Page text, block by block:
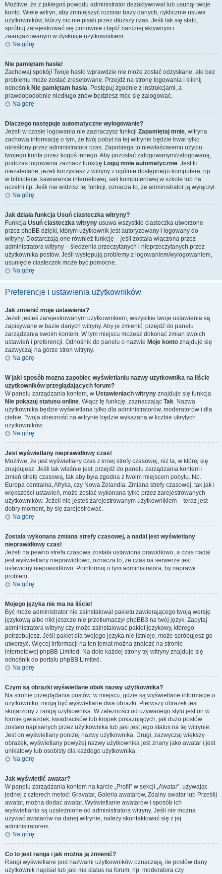
Możliwe, że z jakiegoś powodu administrator dezaktywował lub usunął twoje
konto. Wiele witryn, aby zmniejszyć rozmiar bazy danych, cyklicznie usuwa
użytkowników, którzy nic nie pisali przez dłuższy czas. Jeśli tak się stało,
spróbuj zarejestrować się ponownie i bądź bardziej aktywnym i
zaangażowanym w dyskusje użytkownikiem.
Na górę
Nie pamiętam hasła!
Zachowaj spokój! Twoje hasło wprawdzie nie może zostać odzyskane, ale bez
problemu może zostać zresetowane. Przejdź na stronę logowania i kliknij
odnośnik Nie pamiętam hasła. Postępuj zgodnie z instrukcjami, a
prawdopodobnie niedługo znów będziesz móc się zalogować.
Na górę
Dlaczego następuje automatyczne wylogowanie?
Jeżeli w czasie logowania nie zaznaczysz funkcji Zapamiętaj mnie, witryna
zachowa informację o tym, że twój pobyt na tej witrynie będzie trwał tylko
określony przez administratora czas. Zapobiega to niewłaściwemu użyciu
twojego konta przez kogoś innego. Aby pozostać zalogowanym/zalogowaną,
podczas logowania zaznacz funkcję Loguj mnie automatycznie. Jest to
niezalecane, jeżeli korzystasz z witryny z ogólnie dostępnego komputera, np.
w bibliotece, kawiarence internetowej, sali komputerowej w szkole lub na
uczelni itp. Jeśli nie widzisz tej funkcji, oznacza to, że administrator ją wyłączył.
Na górę
Jak działa funkcja Usuń ciasteczka witryny?
Funkcja Usuń ciasteczka witryny usuwa wszystkie ciasteczka utworzone
przez phpBB dzięki, którym użytkownik jest autoryzowany i logowany do
witryny. Dostarczają one również funkcję – jeśli została włączona przez
administratora witryny – śledzenia przeczytanych i nieprzeczytanych przez
użytkownika postów. Jeśli występują problemy z logowaniem/wylogowaniem,
usunięcie ciasteczek może być pomocne.
Na górę
Preferencje i ustawienia użytkowników
Jak zmienić moje ustawienia?
Jeżeli jesteś zarejestrowanym użytkownikiem, wszystkie twoje ustawienia są
zapisywane w bazie danych witryny. Aby je zmienić, przejdź do panelu
zarządzania swoim kontem. W tym miejscu możesz dokonać zmian swoich
ustawień i preferencji. Odnośnik do panelu o nazwie Moje konto znajduje się
zazwyczaj na górze stron witryny.
Na górę
W jaki sposób można zapobiec wyświetlaniu nazwy użytkownika na liście
użytkowników przeglądających forum?
W panelu zarządzania kontem, w Ustawieniach witryny znajduje się funkcja
Nie pokazuj statusu online. Włącz tę funkcję, zaznaczając Tak. Nazwa
użytkownika będzie wyświetlana tylko dla administratorów, moderatorów i dla
ciebie. Twoja obecność na witrynie będzie wykazana w liczbie ukrytych
użytkowników.
Na górę
Jest wyświetlany nieprawidłowy czas!
Możliwe, że jest wyświetlany czas z innej strefy czasowej, niż ta, w której się
znajdujesz. Jeśli tak właśnie jest, przejdź do panelu zarządzania kontem i
zmień strefę czasową, tak aby była zgodna z twoim miejscem pobytu. Np.
Europa centralna, Afryka, czy Nowa Zelandia. Zmiana strefy czasowej, tak jak i
większości ustawień, może zostać wykonana tylko przez zarejestrowanych
użytkowników. Jeżeli nie jesteś zarejestrowanym użytkownikiem – teraz jest
dobry moment, by się zarejestrować.
Na górę
Została wykonana zmiana strefy czasowej, a nadal jest wyświetlany
nieprawidłowy czas!
Jeżeli na pewno strefa czasowa została ustawiona prawidłowo, a czas nadal
jest wyświetlany nieprawidłowo, oznacza to, że czas na serwerze jest
ustawiony nieprawidłowo. Poinformuj o tym administratora, by naprawił
problem.
Na górę
Mojego języka nie ma na liście!
Być może administrator nie zainstalował pakietu zawierającego twoją wersję
językową albo nikt jeszcze nie przetłumaczył phpBB3 na twój język. Zapytaj
administratora witryny czy może zainstalować pakiet językowy, którego
potrzebujesz. Jeśli pakiet dla twojego języka nie istnieje, może spróbujesz go
utworzyć. Więcej informacji na ten temat można znaleźć na stronie
internetowej phpBB Limited. Na dole każdej strony tej witryny znajduje się
odnośnik do portalu phpBB Limited.
Na górę
Czym są obrazki wyświetlane obok nazwy użytkownika?
Na stronie przeglądania postów, w miejscu, gdzie są wyświetlane informacje o
użytkowniku, mogą być wyświetlane dwa obrazki. Pierwszy obrazek jest
skojarzony z rangą użytkownika. W zależności od używanego stylu jest on w
formie gwiazdek, kwadracików lub kropek pokazujących, jak dużo postów
zostało napisanych przez użytkownika lub jaki jest jego status na tej witrynie.
Jest on wyświetlany poniżej nazwy użytkownika. Drugi, zazwyczaj większy
obrazek, wyświetlany powyżej nazwy użytkownika jest znany jako awatar i jest
unikatowy lub osobisty dla każdego użytkownika.
Na górę
Jak wyświetlić awatar?
W panelu zarządzania kontem na karcie „Profil” w sekcji „Awatar”, używając
jednej z czterech metod: Gravatar, Galeria awatarów, Zdalny awatar lub Prześlij
awatar, można dodać awatar. Wyświetlanie awatarów i sposób ich
wyświetlania są uzależnione od administratora witryny. Jeśli nie można
używać awatarów na danej witrynie, należy skontaktować się z jej
administratorem.
Na górę
Co to jest ranga i jak można ją zmienić?
Rangi wyświetlane pod nazwami użytkowników oznaczają, ile postów dany
użytkownik napisał lub jaki ma status na forum, np. moderatora czy